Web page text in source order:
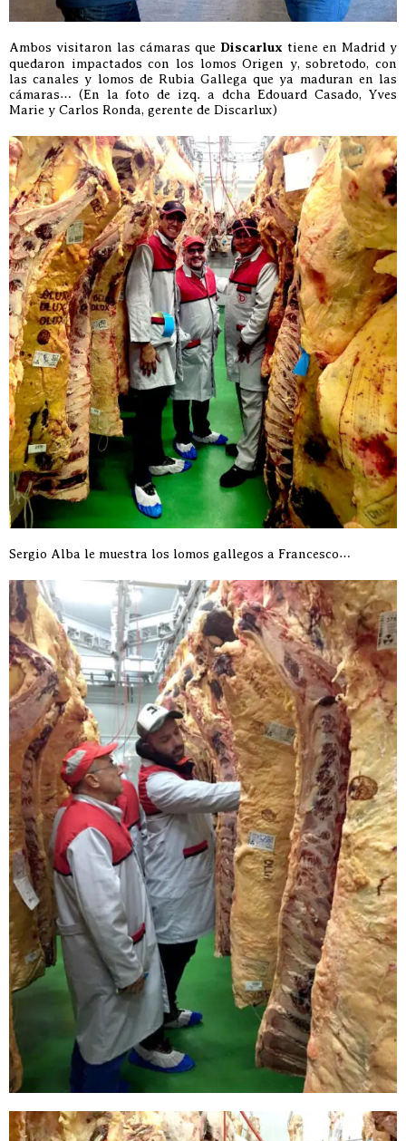
Ambos visitaron las cámaras que Discarlux tiene en Madrid y
quedaron impactados con los lomos Origen y, sobretodo, con
las canales y lomos de Rubia Gallega que ya maduran en las
cámaras… (En la foto de izq. a dcha Edouard Casado, Yves
Marie y Carlos Ronda, gerente de Discarlux)
Sergio Alba le muestra los lomos gallegos a Francesco…